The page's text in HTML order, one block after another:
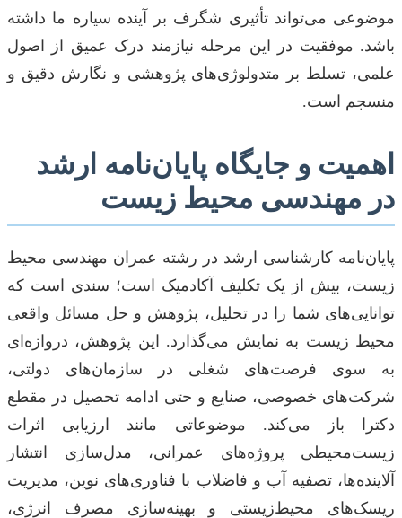
موضوعی می‌تواند تأثیری شگرف بر آینده سیاره ما داشته
باشد. موفقیت در این مرحله نیازمند درک عمیق از اصول
علمی، تسلط بر متدولوژی‌های پژوهشی و نگارش دقیق و
منسجم است.
اهمیت و جایگاه پایان‌نامه ارشد
در مهندسی محیط زیست
پایان‌نامه کارشناسی ارشد در رشته عمران مهندسی محیط
زیست، بیش از یک تکلیف آکادمیک است؛ سندی است که
توانایی‌های شما را در تحلیل، پژوهش و حل مسائل واقعی
محیط زیست به نمایش می‌گذارد. این پژوهش، دروازه‌ای
به سوی فرصت‌های شغلی در سازمان‌های دولتی،
شرکت‌های خصوصی، صنایع و حتی ادامه تحصیل در مقطع
دکترا باز می‌کند. موضوعاتی مانند ارزیابی اثرات
زیست‌محیطی پروژه‌های عمرانی، مدل‌سازی انتشار
آلاینده‌ها، تصفیه آب و فاضلاب با فناوری‌های نوین، مدیریت
ریسک‌های محیط‌زیستی و بهینه‌سازی مصرف انرژی،